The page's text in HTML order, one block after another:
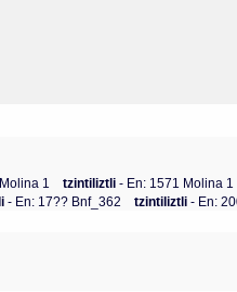
1 tzintiliztli- En: 1571 Molina 1
- En: 17?? Bnf_362 tzintiliztli- En: